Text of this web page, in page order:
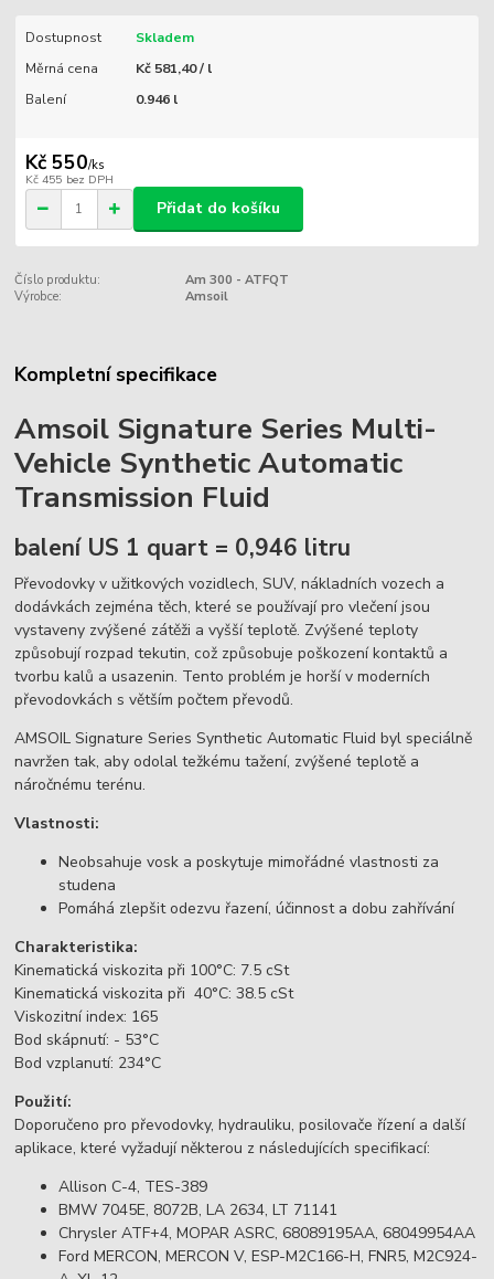
Dostupnost
Skladem
Měrná cena
Kč 581,40 / l
Balení
0.946 l
Kč 550/ks
Kč 455 bez DPH
Přidat do košíku
Číslo produktu:
Am 300 - ATFQT
Výrobce:
Amsoil
Kompletní specifikace
Amsoil Signature Series Multi-
Vehicle Synthetic Automatic
Transmission Fluid
balení US 1 quart = 0,946 litru
Převodovky v užitkových vozidlech, SUV, nákladních vozech a
dodávkách zejména těch, které se používají pro vlečení jsou
vystaveny zvýšené zátěži a vyšší teplotě. Zvýšené teploty
způsobují rozpad tekutin, což způsobuje poškození kontaktů a
tvorbu kalů a usazenin. Tento problém je horší v moderních
převodovkách s větším počtem převodů.
AMSOIL Signature Series Synthetic Automatic Fluid byl speciálně
navržen tak, aby odolal težkému tažení, zvýšené teplotě a
náročnému terénu.
Vlastnosti:
Neobsahuje vosk a poskytuje mimořádné vlastnosti za
studena
Pomáhá zlepšit odezvu řazení, účinnost a dobu zahřívání
Charakteristika:
Kinematická viskozita při 100°C: 7.5 cSt
Kinematická viskozita při 40°C: 38.5 cSt
Viskozitní index: 165
Bod skápnutí: - 53°C
Bod vzplanutí: 234°C
Použití:
Doporučeno pro převodovky, hydrauliku, posilovače řízení a další
aplikace, které vyžadují některou z následujících specifikací:
Allison C-4, TES-389
BMW 7045E, 8072B, LA 2634, LT 71141
Chrysler ATF+4, MOPAR ASRC, 68089195AA, 68049954AA
Ford MERCON, MERCON V, ESP-M2C166-H, FNR5, M2C924-